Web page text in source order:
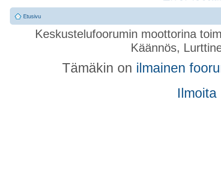
Etusivu
Keskustelufoorumin moottorina
Käännös,
Tämäkin on ilmainen